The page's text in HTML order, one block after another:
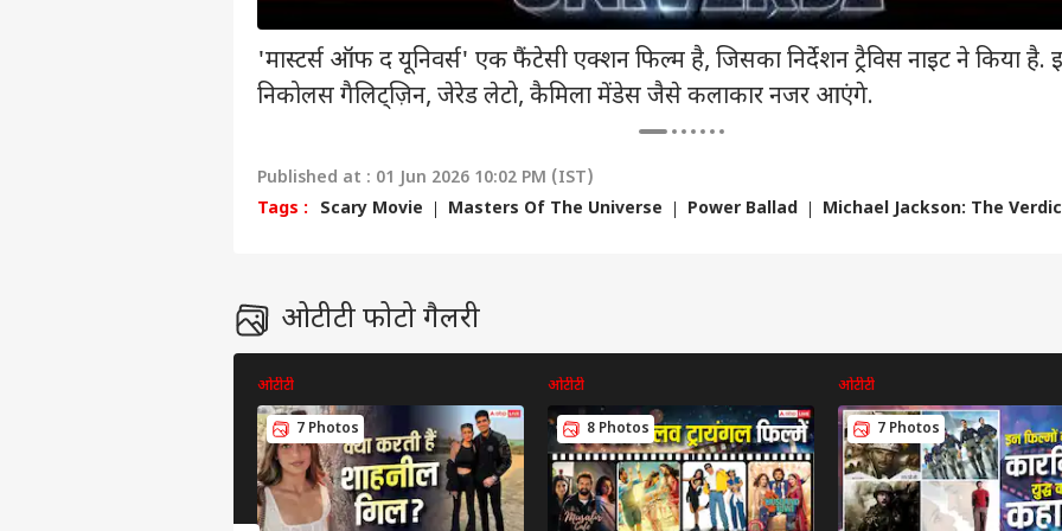
'मास्टर्स ऑफ द यूनिवर्स' एक फैंटेसी एक्शन फिल्म है, जिसका निर्देशन ट्रैविस नाइट ने किया है.
निकोलस गैलिट्ज़िन, जेरेड लेटो, कैमिला मेंडेस जैसे कलाकार नजर आएंगे.
Published at : 01 Jun 2026 10:02 PM (IST)
Tags :
Scary Movie Masters Of The Universe Power Ballad Michael Jackson: The
ओटीटी फोटो गैलरी
ओटीटी
7 Photos
ओटीटी
8 Photos
ओटीटी
7 Photos